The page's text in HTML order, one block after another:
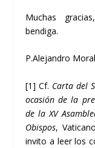
Muchas
bendiga.
P.Alejandro
[1] Cf. Carta del
ocasión de la
de la XV
Obispos,
invito a leer los